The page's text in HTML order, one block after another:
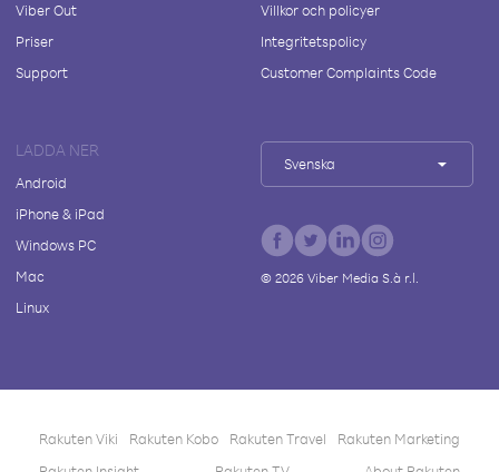
Viber Out
Priser
Support
Villkor och policyer
Integritetspolicy
Customer Complaints Code
LADDA NER
Android
iPhone & iPad
Windows PC
Mac
Linux
Svenska
© 2026Viber Media S.à r.l.
Rakuten Viki Rakuten Kobo Rakuten Travel
Rakuten Marketing